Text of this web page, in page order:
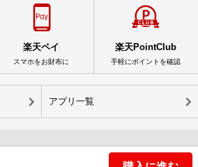
楽天ペイ
スマホをお財布に
楽天PointClub
手軽にポイントを確認
アプリ一覧